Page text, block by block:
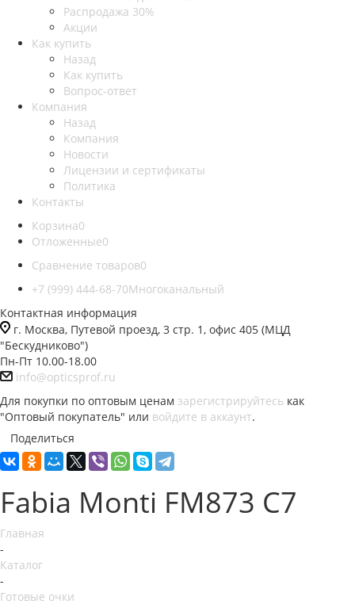
Распродажа 30%
Акции
Как купить
Назад
Как купить
Вопрос-ответ
Компания
Назад
Компания
Новости
Лицензии и сертификаты
Политика
Контакты
Корзина0
Отложенные0
Сравнение товаров0
+7 (999) 444-68-70Многоканальный
Контактная информация
г. Москва, Путевой проезд, 3 стр. 1, офис 405 (МЦД
"Бескудниково")
Пн-Пт 10.00-18.00
info@opticsprof.ru
Для покупки по оптовым ценам зарегистрируйтесь как
"Оптовый покупатель" или войдите в аккаунт.
Поделиться
Fabia Monti FM873 C7
Главная
-
Каталог
-
Готовые очки